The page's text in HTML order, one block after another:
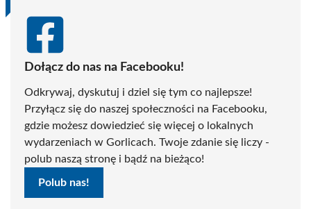
Dołącz do nas na Facebooku!
Odkrywaj, dyskutuj i dziel się tym co najlepsze!
Przyłącz się do naszej społeczności na Facebooku,
gdzie możesz dowiedzieć się więcej o lokalnych
wydarzeniach w Gorlicach. Twoje zdanie się liczy -
polub naszą stronę i bądź na bieżąco!
Polub nas!